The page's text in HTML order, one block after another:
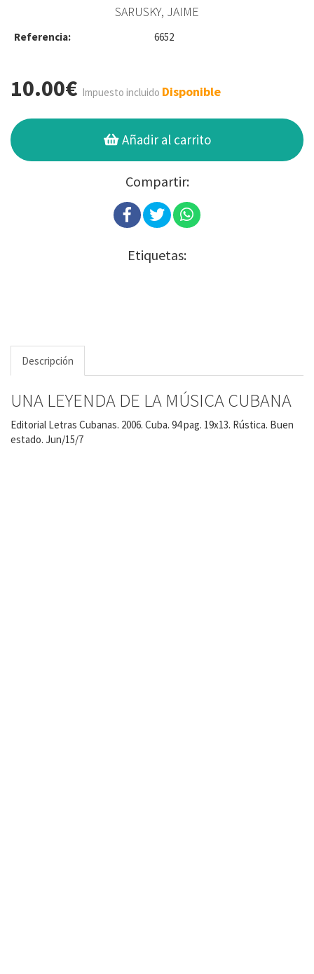
SARUSKY, JAIME
Referencia: 6652
10.00€ Impuesto incluido Disponible
Añadir al carrito
Compartir:
Etiquetas:
Descripción
UNA LEYENDA DE LA MÚSICA CUBANA
Editorial Letras Cubanas. 2006. Cuba. 94 pag. 19x13. Rústica. Buen
estado. Jun/15/7